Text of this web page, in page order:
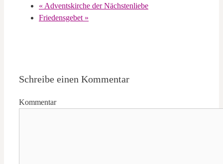
« Adventskirche der Nächstenliebe
Friedensgebet »
Schreibe einen Kommentar
Kommentar